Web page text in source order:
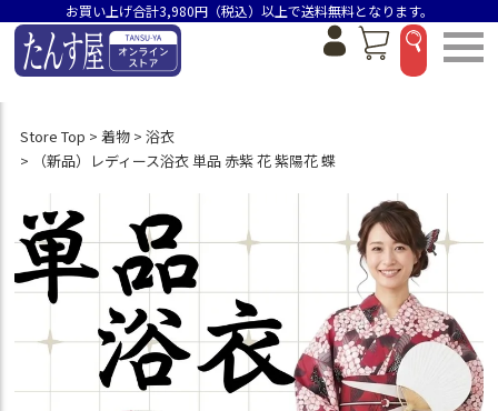
お買い上げ合計3,980円（税込）以上で送料無料となります。
Store Top 着物
浴衣
（新品）レディース浴衣 単品 赤紫 花 紫陽花 蝶